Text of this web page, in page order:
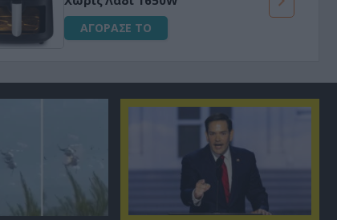
ΑΓΟΡΑΣΕ ΤΟ